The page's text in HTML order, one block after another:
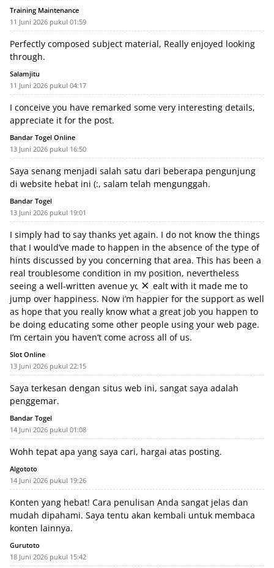
Training Maintenance
11 Juni 2026 pukul 01:59
Perfectly composed subject material, Really enjoyed looking
through.
Salamjitu
11 Juni 2026 pukul 04:17
I conceive you have remarked some very interesting details,
appreciate it for the post.
Bandar Togel Online
13 Juni 2026 pukul 16:50
Saya senang menjadi salah satu dari beberapa pengunjung
di website hebat ini (:, salam telah mengunggah.
Bandar Togel
13 Juni 2026 pukul 19:01
I simply had to say thanks yet again. I do not know the things
that I would’ve made to happen in the absence of the type of
hints discussed by you concerning that area. This has been a
real troublesome condition in my position, nevertheless
seeing a well-written avenue you dealt with it made me to
jump over happiness. Now i’m happier for the support as well
as hope that you really know what a great job you happen to
be doing educating some other people using your web page.
I’m certain you haven’t come across all of us.
Slot Online
13 Juni 2026 pukul 22:15
Saya terkesan dengan situs web ini, sangat saya adalah
penggemar.
Bandar Togel
14 Juni 2026 pukul 01:08
Wohh tepat apa yang saya cari, hargai atas posting.
Algototo
14 Juni 2026 pukul 19:26
Konten yang hebat! Cara penulisan Anda sangat jelas dan
mudah dipahami. Saya tentu akan kembali untuk membaca
konten lainnya.
Gurutoto
18 Juni 2026 pukul 15:42
×